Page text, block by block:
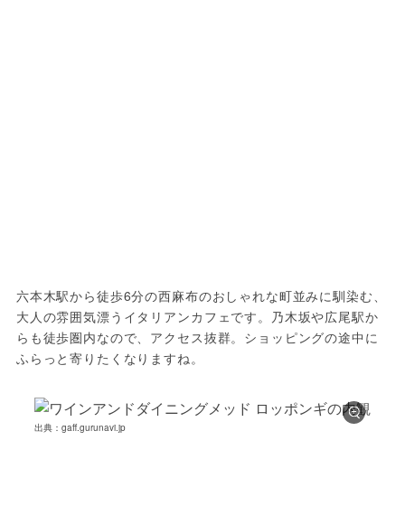
六本木駅から徒歩6分の西麻布のおしゃれな町並みに馴染む、
大人の雰囲気漂うイタリアンカフェです。乃木坂や広尾駅か
らも徒歩圏内なので、アクセス抜群。ショッピングの途中に
ふらっと寄りたくなりますね。
出典：gaff.gurunavi.jp